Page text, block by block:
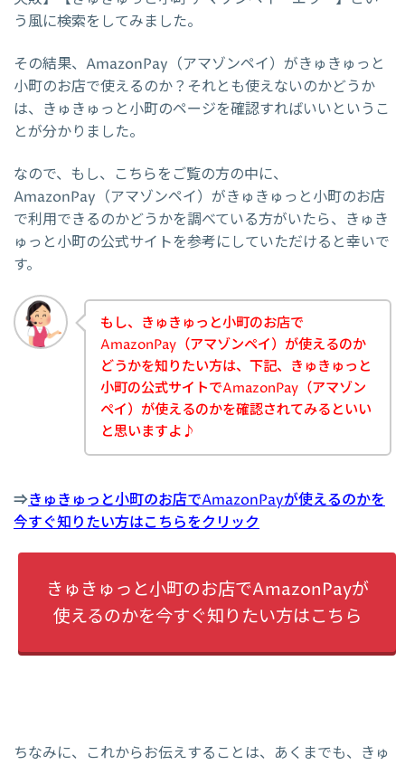
う風に検索をしてみました。
その結果、AmazonPay（アマゾンペイ）がきゅきゅっと
小町のお店で使えるのか？それとも使えないのかどうか
は、きゅきゅっと小町のページを確認すればいいというこ
とが分かりました。
なので、もし、こちらをご覧の方の中に、
AmazonPay（アマゾンペイ）がきゅきゅっと小町のお店
で利用できるのかどうかを調べている方がいたら、きゅき
ゅっと小町の公式サイトを参考にしていただけると幸いで
す。
もし、きゅきゅっと小町のお店で
AmazonPay（アマゾンペイ）が使えるのか
どうかを知りたい方は、下記、きゅきゅっと
小町の公式サイトでAmazonPay（アマゾン
ペイ）が使えるのかを確認されてみるといい
と思いますよ♪
⇒きゅきゅっと小町のお店でAmazonPayが使えるのかを
今すぐ知りたい方はこちらをクリック
きゅきゅっと小町のお店でAmazonPayが
使えるのかを今すぐ知りたい方はこちら
ちなみに、これからお伝えすることは、あくまでも、きゅ